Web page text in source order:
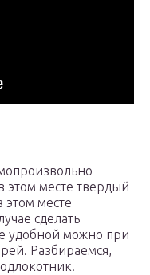
этом месте твердый
этом месте
сделать
удобной можно при
Разбираемся,